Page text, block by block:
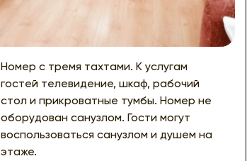
Номер с тремя тахтами. К услугам
гостей телевидение, шкаф, рабочий
стол и прикроватные тумбы. Номер не
оборудован санузлом. Гости могут
воспользоваться санузлом и душем на
этаже.